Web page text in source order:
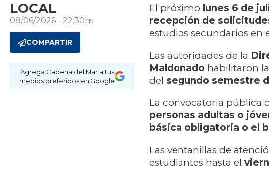
LOCAL
08/06/2026 - 22:30hs
COMPARTIR
Agrega Cadena del Mar a tus
medios preferidos en Google
El próximo lunes 6 de
recepción de
estudios secundarios en
Las autoridades de la
Maldonado habilitaron
del segundo semestre
La convocatoria pública
personas adultas o
básica obligatoria o el
Las ventanillas de
estudiantes hasta el